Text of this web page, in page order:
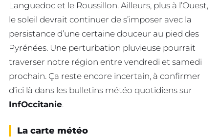
Languedoc et le Roussillon. Ailleurs, plus à l’Ouest,
le soleil devrait continuer de s’imposer avec la
persistance d’une certaine douceur au pied des
Pyrénées. Une perturbation pluvieuse pourrait
traverser notre région entre vendredi et samedi
prochain. Ça reste encore incertain, à confirmer
d’ici là dans les bulletins météo quotidiens sur
InfOccitanie.
La carte météo